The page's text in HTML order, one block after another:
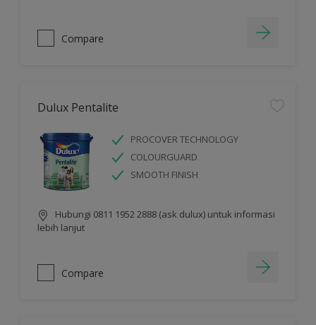
Compare
Dulux Pentalite
PROCOVER TECHNOLOGY
COLOURGUARD
SMOOTH FINISH
Hubungi 0811 1952 2888 (ask dulux) untuk informasi
lebih lanjut
Compare